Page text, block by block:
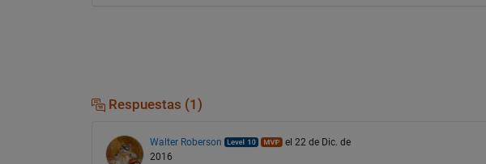
Respuestas (1)
Walter Roberson
el 22 de Dic. de
2016